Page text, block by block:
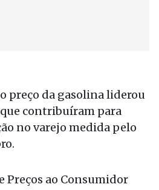
preço da gasolina liderou
contribuíram para
no varejo medida pelo
Preços ao Consumidor